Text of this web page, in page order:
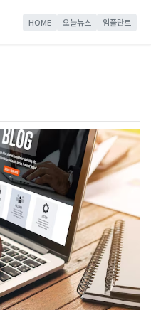
HOME 오늘뉴스 임플란트